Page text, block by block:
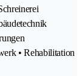
• Rehabilitation